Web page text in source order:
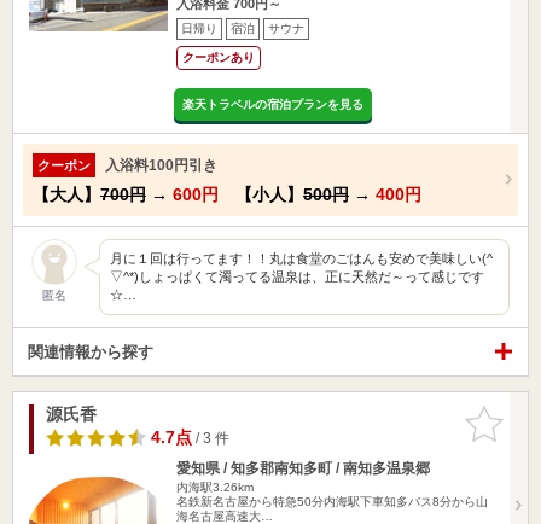
入浴料金 700円～
日帰り 宿泊 サウナ
クーポンあり
楽天トラベルの宿泊プランを見る
クーポン 入浴料100円引き
【大人】 700円 → 600円 【小人】 500円 → 400円
匿名
月に１回は行ってます！！丸は食堂のごはんも安めで美味しい(^
▽^*)しょっぱくて濁ってる温泉は、正に天然だ～って感じです
☆…
関連情報から探す
お気に入
りに追加
源氏香
4.7点/ 3 件
愛知県 / 知多郡南知多町 / 南知多温泉郷
内海駅3.26km
名鉄新名古屋から特急50分内海駅下車知多バス8分から山
海名古屋高速大…